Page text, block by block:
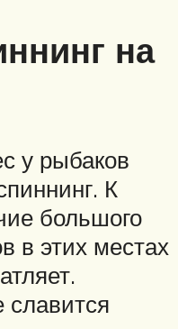
на
у рыбаков
К
большого
в этих местах